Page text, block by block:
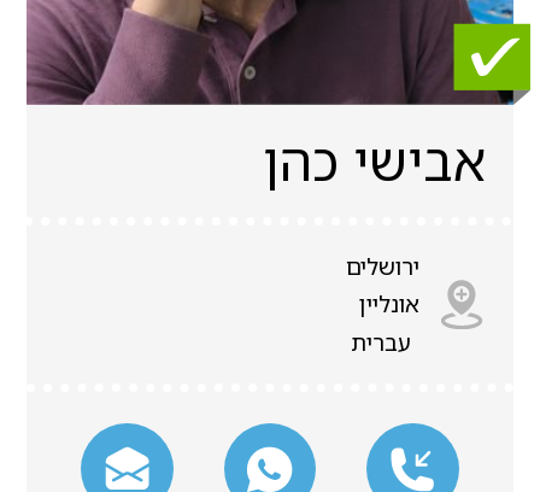
אבישי כהן
ירושלים
אונליין
עברית